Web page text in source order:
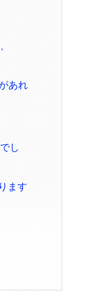
あれ
し
ます